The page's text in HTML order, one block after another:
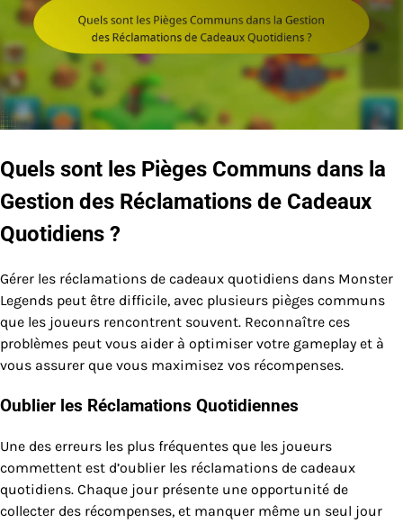
Quels sont les Pièges Communs dans la
Gestion des Réclamations de Cadeaux
Quotidiens ?
Gérer les réclamations de cadeaux quotidiens dans Monster
Legends peut être difficile, avec plusieurs pièges communs
que les joueurs rencontrent souvent. Reconnaître ces
problèmes peut vous aider à optimiser votre gameplay et à
vous assurer que vous maximisez vos récompenses.
Oublier les Réclamations Quotidiennes
Une des erreurs les plus fréquentes que les joueurs
commettent est d’oublier les réclamations de cadeaux
quotidiens. Chaque jour présente une opportunité de
collecter des récompenses, et manquer même un seul jour